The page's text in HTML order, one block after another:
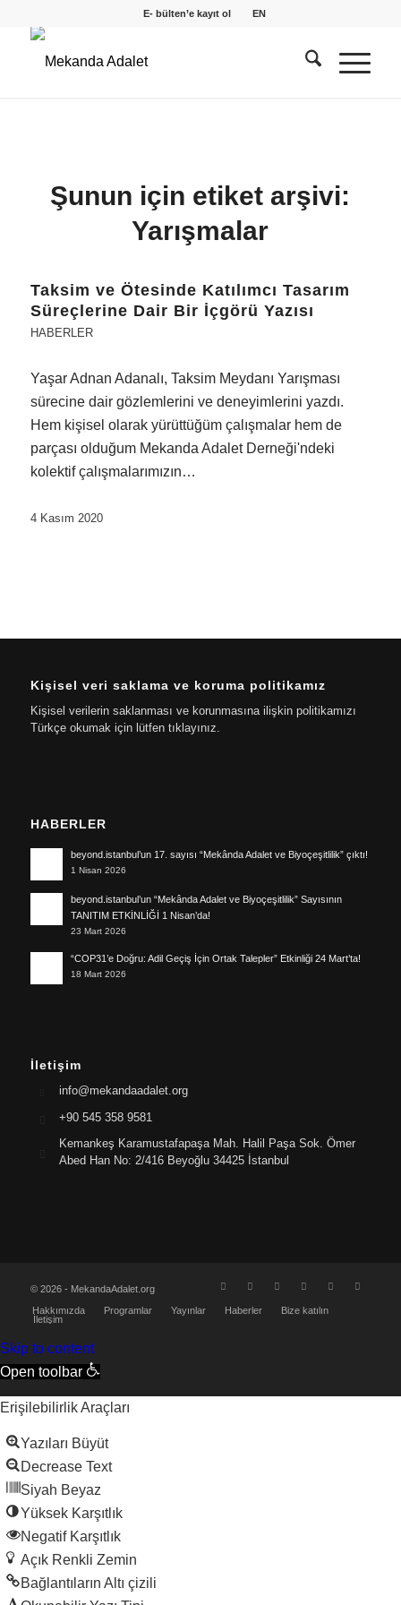
E- bülten’e kayıt ol EN
Şunun için etiket arşivi:
Yarışmalar
Taksim ve Ötesinde Katılımcı Tasarım
Süreçlerine Dair Bir İçgörü Yazısı
HABERLER
Yaşar Adnan Adanalı, Taksim Meydanı Yarışması
sürecine dair gözlemlerini ve deneyimlerini yazdı.
Hem kişisel olarak yürüttüğüm çalışmalar hem de
parçası olduğum Mekanda Adalet Derneği'ndeki
kolektif çalışmalarımızın…
4 Kasım 2020
Kişisel veri saklama ve koruma politikamız
Kişisel verilerin saklanması ve korunmasına ilişkin politikamızı
Türkçe okumak için lütfen tıklayınız.
HABERLER
beyond.istanbul’un 17. sayısı “Mekânda Adalet ve Biyoçeşitlilik” çıktı!
1 Nisan 2026
beyond.istanbul’un “Mekânda Adalet ve Biyoçeşitlilik” Sayısının
TANITIM ETKİNLİĞİ 1 Nisan’da!
23 Mart 2026
“COP31’e Doğru: Adil Geçiş İçin Ortak Talepler” Etkinliği 24 Mart’ta!
18 Mart 2026
İletişim
info@mekandaadalet.org
+90 545 358 9581
Kemankeş Karamustafapaşa Mah. Halil Paşa Sok. Ömer
Abed Han No: 2/416 Beyoğlu 34425 İstanbul
© 2026 - MekandaAdalet.org
Hakkımızda
Programlar Yayınlar Haberler
Bize katılın
İletişim
Skip to content
Open toolbar
Erişilebilirlik Araçları
Yazıları Büyüt
Decrease Text
Siyah Beyaz
Yüksek Karşıtlık
Negatif Karşıtlık
Açık Renkli Zemin
Bağlantıların Altı çizili